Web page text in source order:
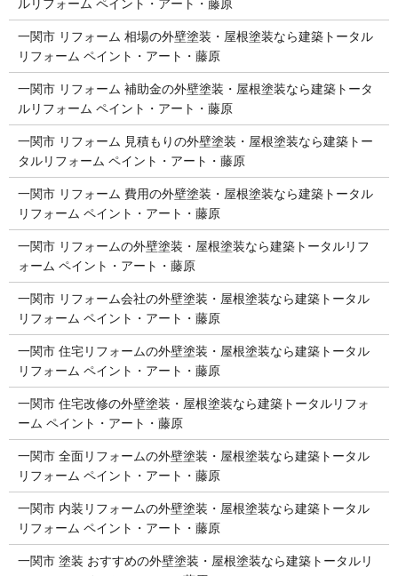
ルリフォーム ペイント・アート・藤原
一関市 リフォーム 相場の外壁塗装・屋根塗装なら建築トータル
リフォーム ペイント・アート・藤原
一関市 リフォーム 補助金の外壁塗装・屋根塗装なら建築トータ
ルリフォーム ペイント・アート・藤原
一関市 リフォーム 見積もりの外壁塗装・屋根塗装なら建築トー
タルリフォーム ペイント・アート・藤原
一関市 リフォーム 費用の外壁塗装・屋根塗装なら建築トータル
リフォーム ペイント・アート・藤原
一関市 リフォームの外壁塗装・屋根塗装なら建築トータルリフ
ォーム ペイント・アート・藤原
一関市 リフォーム会社の外壁塗装・屋根塗装なら建築トータル
リフォーム ペイント・アート・藤原
一関市 住宅リフォームの外壁塗装・屋根塗装なら建築トータル
リフォーム ペイント・アート・藤原
一関市 住宅改修の外壁塗装・屋根塗装なら建築トータルリフォ
ーム ペイント・アート・藤原
一関市 全面リフォームの外壁塗装・屋根塗装なら建築トータル
リフォーム ペイント・アート・藤原
一関市 内装リフォームの外壁塗装・屋根塗装なら建築トータル
リフォーム ペイント・アート・藤原
一関市 塗装 おすすめの外壁塗装・屋根塗装なら建築トータルリ